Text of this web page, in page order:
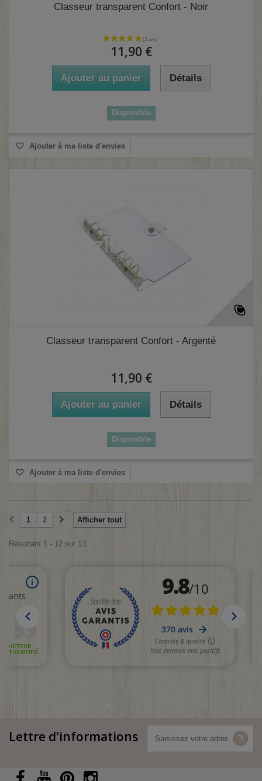
Classeur transparent Confort - Noir
11,90 €
Ajouter au panier Détails
Disponible
Ajouter à ma liste d'envies
Classeur transparent Confort - Argenté
11,90 €
Ajouter au panier Détails
Disponible
Ajouter à ma liste d'envies
Afficher tout
1 2
Résultats 1 - 12 sur 13.
Lettre d'informations